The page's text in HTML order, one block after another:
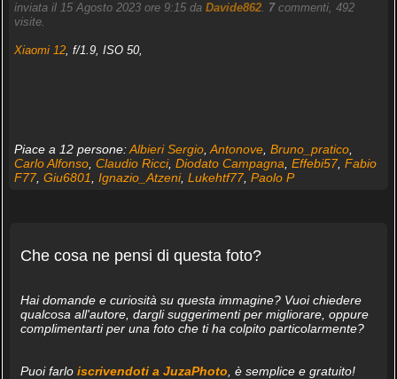
inviata il 15 Agosto 2023 ore 9:15 da Davide862. 7commenti, 492
visite.
Xiaomi 12, f/1.9, ISO 50,
Piace a 12 persone:Albieri Sergio,Antonove, Bruno_pratico,
Carlo Alfonso, Claudio Ricci, Diodato Campagna, Effebi57, Fabio
F77, Giu6801, Ignazio_Atzeni, Lukehtf77, Paolo P
Che cosa ne pensi di questa foto?
Hai domande e curiosità su questa immagine? Vuoi chiedere
qualcosa all'autore, dargli suggerimenti per migliorare, oppure
complimentarti per una foto che ti ha colpito particolarmente?
Puoi farlo iscrivendoti a JuzaPhoto, è semplice e gratuito!